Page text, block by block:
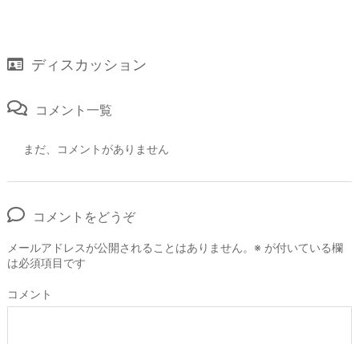
ディスカッション
コメント一覧
まだ、コメントがありません
コメントをどうぞ
メールアドレスが公開されることはありません。 ※ が付いている欄
は必須項目です
コメント